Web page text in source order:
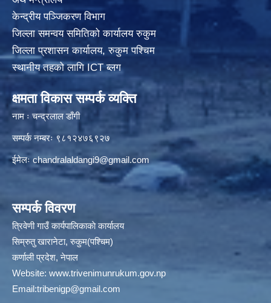
केन्द्रीय पञ्जिकरण विभाग
जिल्ला समन्वय समितिको कार्यालय रुकुम
जिल्ला प्रशासन कार्यालय, रुकुम पश्चिम
स्थानीय तहको लागि ICT ब्लग
क्षमता विकास सम्पर्क व्यक्ति
नाम ः चन्द्रलाल डाँगी
सम्पर्क नम्बरः ९८१२४७६९२७
ईमेलः chandralaldangi9@gmail.com
सम्पर्क विवरण
त्रिवेणी गाउँ कार्यपालिकाकाे कार्यालय
सिम्रुतु खारानेटा, रुकुम(पश्‍चिम)
कर्णाली प्रदेश, नेपाल
Website: www.trivenimunrukum.gov.np
Email:tribenigp@gmail.com